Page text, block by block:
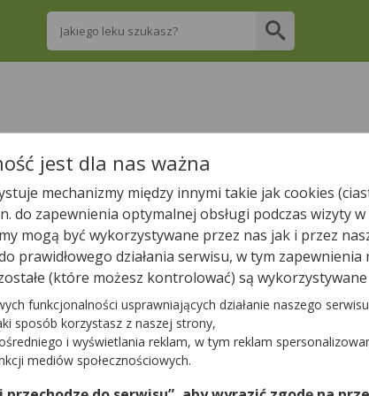
Wpisz nazwę leku
apteki w Zabłudowie posiadają
Wpisz nazwę leku
W Zabłudowie jest1 apteka.
Tylko otwarte apteki
jest dla nas ważna
mechanizmy między innymi takie jak cookies
do zapewnienia optymalnej obsługi podczas wizyty
mogą być wykorzystywane przez nas jak i przez
prawidłowego działania serwisu, w tym
(które możesz kontrolować) są wykorzystywane
funkcjonalności usprawniających działanie naszego
sposób korzystasz z naszej strony,
i wyświetlania reklam, w tym reklam
mediów społecznościowych.